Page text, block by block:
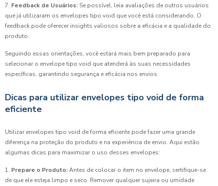
7. Feedback de Usuários: Se possível, leia avaliações de outros usuários
que já utilizaram os envelopes tipo void que você está considerando. O
feedback pode oferecer insights valiosos sobre a eficácia e a qualidade do
produto.
Seguindo essas orientações, você estará mais bem preparado para
selecionar o envelope tipo void que atenderá às suas necessidades
específicas, garantindo segurança e eficácia nos envios.
Dicas para utilizar envelopes tipo void de forma
eficiente
Utilizar envelopes tipo void de forma eficiente pode fazer uma grande
diferença na proteção do produto e na experiência de envio. Aqui estão
algumas dicas para maximizar o uso desses envelopes:
1. Prepare o Produto:Antes de colocar o item no envelope, certifique-se
de que ele esteja limpo e seco. Remover qualquer sujeira ou umidade